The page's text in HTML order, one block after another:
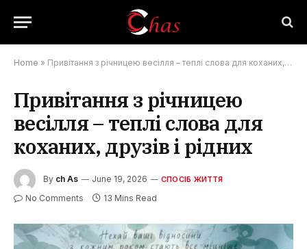
Home » Привітання з річницею весілля – теплі слова для коханих, друзів і рідних
Привітання з річницею
весілля – теплі слова для
коханих, друзів і рідних
By ch As June 19, 2026 СПОСІБ ЖИТТЯ
No Comments 13 Mins Read